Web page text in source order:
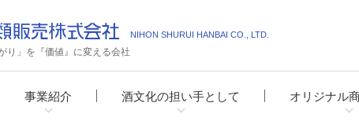
NIHON SHURUI HANBAI CO., LTD.
り」を『価値』に変える会社
事業紹介 酒文化の担い手として オリジナル